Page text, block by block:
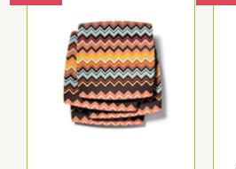
prix
initial
était :
9.000 CFA.
prix
actuel
est :
7.200 CFA.